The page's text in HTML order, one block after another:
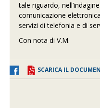
tale riguardo,
comunicazione
servizi di telefonia e di
Con nota di V.M.
SCARICA IL